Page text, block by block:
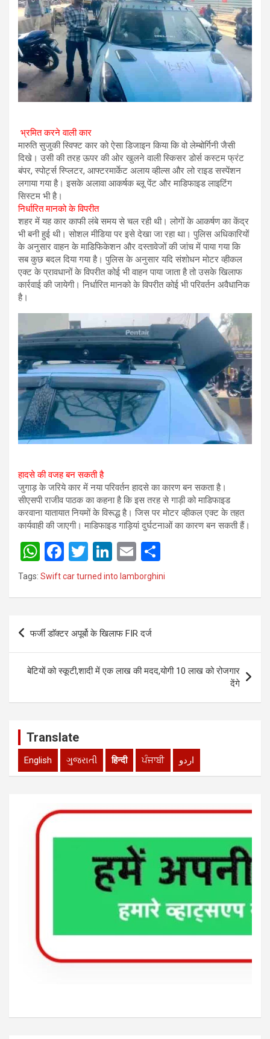
भ्रमित करने वाली कार
मारुति सुजुकी स्विफ्ट कार को ऐसा डिजाइन किया कि वो लेम्बोर्गिनी जैसी
दिखे। उसी की तरह ऊपर की ओर खुलने वाली स्किसर डोर्स कस्टम फ्रंट
बंपर, स्पोर्ट्स स्प्लिटर, आफ्टरमार्केट अलाय व्हील्स और लो राइड सस्पेंशन
लगाया गया है। इसके अलावा आकर्षक ब्लू पेंट और माडिफाइड लाइटिंग
सिस्टम भी है।
निर्धारित मानको के विपरीत
शहर में यह कार काफी लंबे समय से चल रही थी। लोगों के आकर्षण का केंद्र
भी बनी हुई थी। सोशल मीडिया पर इसे देखा जा रहा था। पुलिस अधिकारियों
के अनुसार वाहन के माडिफिकेशन और दस्तावेजों की जांच में पाया गया कि
सब कुछ बदल दिया गया है। पुलिस के अनुसार यदि संशोधन मोटर व्हीकल
एक्ट के प्रावधानों के विपरीत कोई भी वाहन पाया जाता है तो उसके खिलाफ
कार्रवाई की जायेगी। निर्धारित मानको के विपरीत कोई भी परिवर्तन अवैधानिक
है।
हादसे की वजह बन सकती है
जुगाड़ के जरिये कार में नया परिवर्तन हादसे का कारण बन सकता है।
सीएसपी राजीव पाठक का कहना है कि इस तरह से गाड़ी को माडिफाइड
करवाना यातायात नियमों के विरूद्ध है। जिस पर मोटर व्हीकल एक्ट के तहत
कार्यवाही की जाएगी। माडिफाइड गाड़ियां दुर्घटनाओं का कारण बन सकती हैं।
W
h
A
p
p
F
a
o
o
k
T
wi
Li
n
n
E
m h
Tags: Swift car turned into lamborghini
Post
फर्जी डाॅक्टर अपूर्बो के खिलाफ FIR दर्ज
बेटियों को स्कूटी,शादी में एक लाख की मदद,योगी 10 लाख को रोजगार
देंगे
Translate
English ગુજરાતી हिन्दी ਪੰਜਾਬੀ اردو